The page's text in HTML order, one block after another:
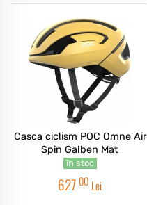
Casca ciclism POC Omne Air
Spin Galben Mat
în stoc
627 00 Lei